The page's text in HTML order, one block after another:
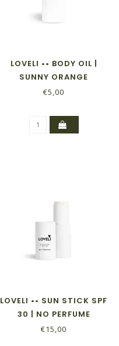
LOVELI •• BODY OIL |
SUNNY ORANGE
€5,00
LOVELI •• SUN STICK SPF
30 | NO PERFUME
€15,00